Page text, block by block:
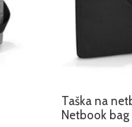
Taška na
Netbook bag